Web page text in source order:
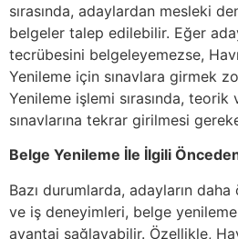
sırasında, adaylardan mesleki
belgeler talep edilebilir. Eğer
tecrübesini belgeleyemezse,
Yenileme için sınavlara girmek
Yenileme işlemi sırasında,
sınavlarına tekrar girilmesi
Belge Yenileme İle İlgili
Bazı durumlarda, adayların
ve iş deneyimleri, belge
avantaj sağlayabilir. Özellikle,